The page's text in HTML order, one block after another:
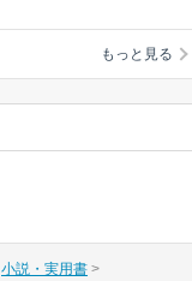
もっと見る
小説・実用書